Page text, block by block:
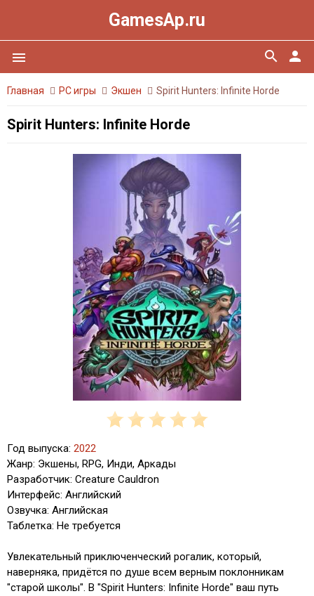
GamesAp.ru
menu person
search
Главная PC игры Экшен Spirit Hunters: Infinite Horde
Spirit Hunters: Infinite Horde
Год выпуска: 2022
Жанр: Экшены, RPG, Инди, Аркады
Разработчик: Creature Cauldron
Интерфейс: Английский
Озвучка: Английская
Таблетка: Не требуется
Увлекательный приключенческий рогалик, который,
наверняка, придётся по душе всем верным поклонникам
"старой школы". В "Spirit Hunters: Infinite Horde" ваш путь